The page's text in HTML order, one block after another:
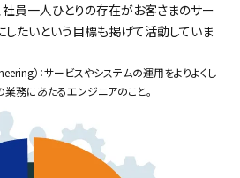
社員一人ひとりの存在がお客さまのサー
したいという目標も掲げて活動していま
）：サービスやシステムの運用をよりよくし
業務にあたるエンジニアのこと。